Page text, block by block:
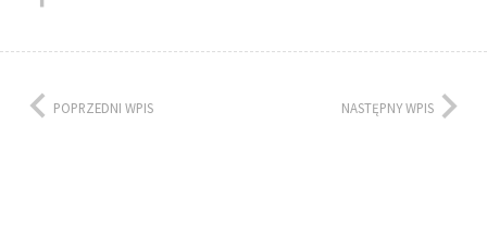
POPRZEDNI WPIS NASTĘPNY WPIS